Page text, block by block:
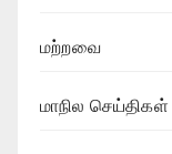
மற்றவை
மாநில செய்திகள்